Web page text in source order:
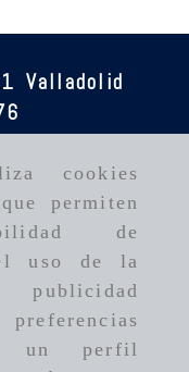
cookies
permiten
de
uso de la
un perfil
Valladolid